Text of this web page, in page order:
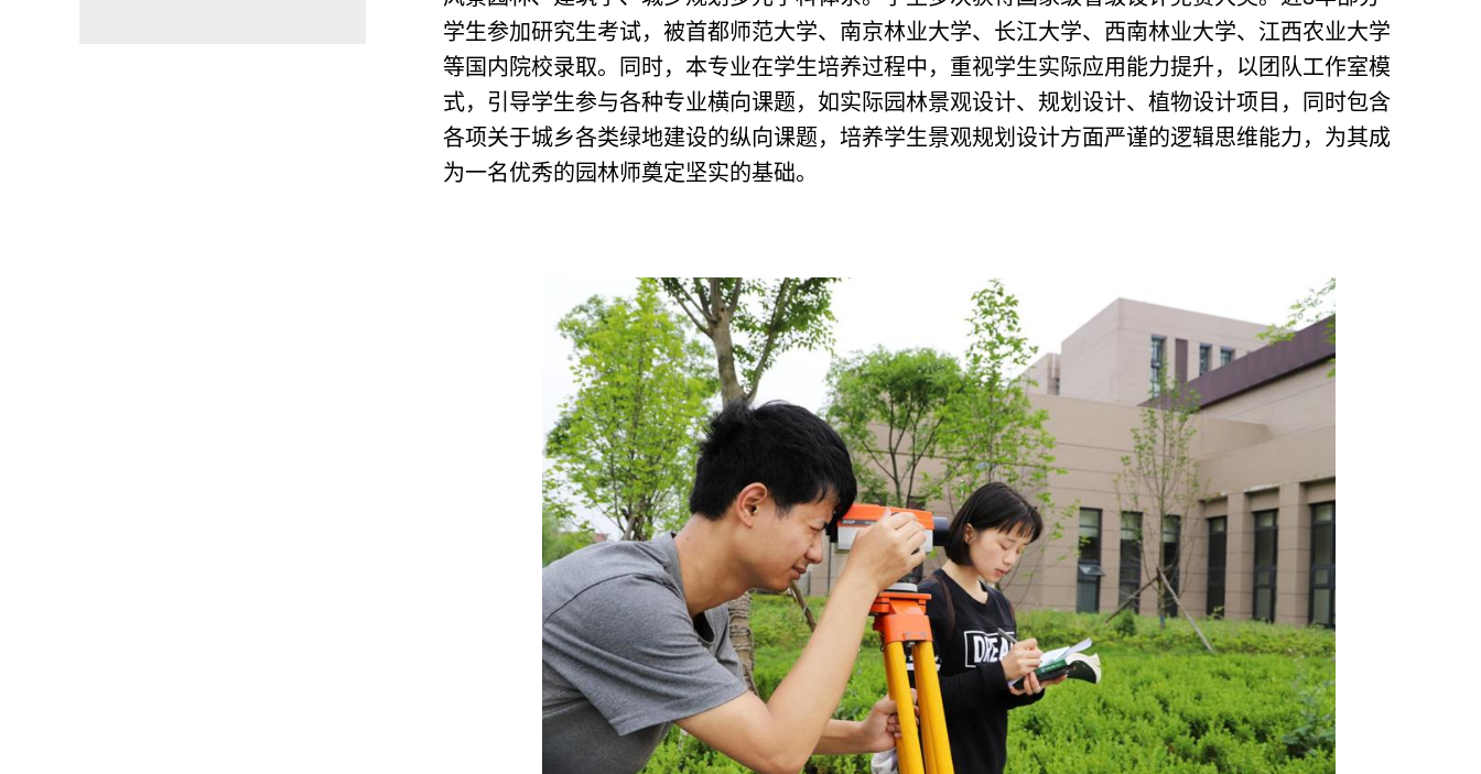
学生参加研究生考试，被首都师范大学、南京林业大学、长江大学、西南林业大学、江西农业大学
等国内院校录取。同时，本专业在学生培养过程中，重视学生实际应用能力提升，以团队工作室模
式，引导学生参与各种专业横向课题，如实际园林景观设计、规划设计、植物设计项目，同时包含
各项关于城乡各类绿地建设的纵向课题，培养学生景观规划设计方面严谨的逻辑思维能力，为其成
为一名优秀的园林师奠定坚实的基础。